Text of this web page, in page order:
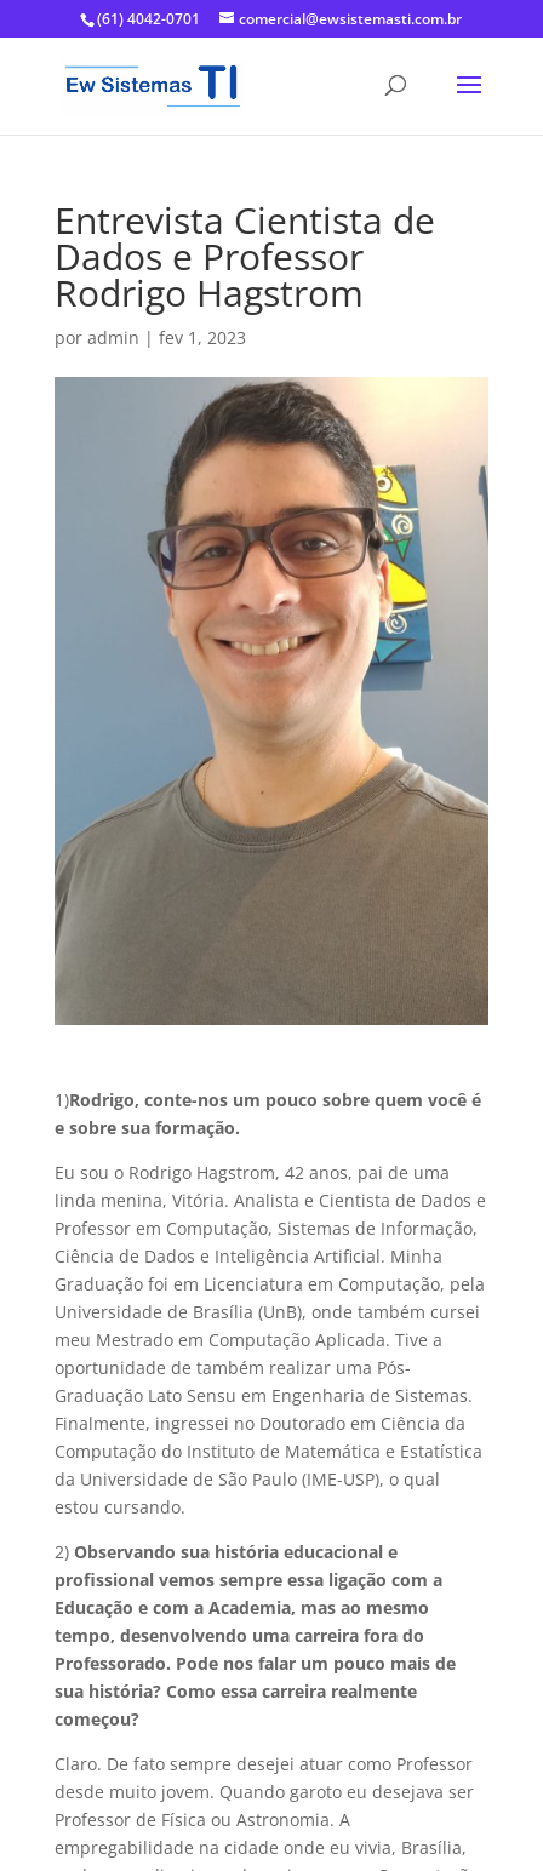
(61) 4042-0701 comercial@ewsistemasti.com.br
Entrevista Cientista de
Dados e Professor
Rodrigo Hagstrom
por admin | fev 1, 2023
1)Rodrigo, conte-nos um pouco sobre quem você é
e sobre sua formação.
Eu sou o Rodrigo Hagstrom, 42 anos, pai de uma
linda menina, Vitória. Analista e Cientista de Dados e
Professor em Computação, Sistemas de Informação,
Ciência de Dados e Inteligência Artificial. Minha
Graduação foi em Licenciatura em Computação, pela
Universidade de Brasília (UnB), onde também cursei
meu Mestrado em Computação Aplicada. Tive a
oportunidade de também realizar uma Pós-
Graduação Lato Sensu em Engenharia de Sistemas.
Finalmente, ingressei no Doutorado em Ciência da
Computação do Instituto de Matemática e Estatística
da Universidade de São Paulo (IME-USP), o qual
estou cursando.
2) Observando sua história educacional e
profissional vemos sempre essa ligação com a
Educação e com a Academia, mas ao mesmo
tempo, desenvolvendo uma carreira fora do
Professorado. Pode nos falar um pouco mais de
sua história? Como essa carreira realmente
começou?
Claro. De fato sempre desejei atuar como Professor
desde muito jovem. Quando garoto eu desejava ser
Professor de Física ou Astronomia. A
empregabilidade na cidade onde eu vivia, Brasília,